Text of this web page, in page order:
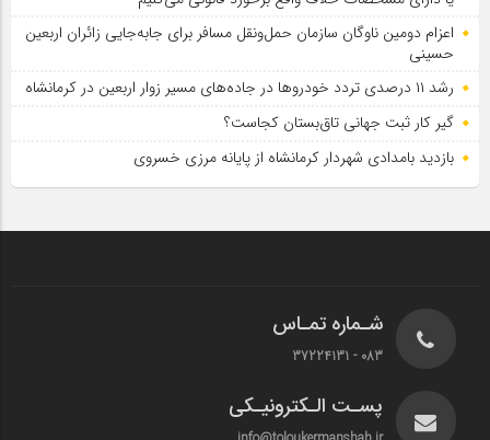
اعزام دومین ناوگان سازمان حمل‌ونقل مسافر برای جابه‌جایی زائران اربعین
حسینی
رشد ۱۱ درصدی تردد خودروها در جاده‌های مسیر زوار اربعین در کرمانشاه
گیر کار ثبت جهانی تاق‌بستان کجاست؟
بازدید بامدادی شهردار کرمانشاه از پایانه مرزی خسروی
شـماره تمـاس
083 - 37224131
پسـت الـکترونیـکی